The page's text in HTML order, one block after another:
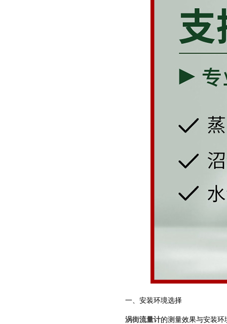
一、安装环境选择
涡街流量计的测量效果与安装